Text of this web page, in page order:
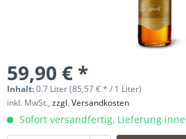
59,90 € *
Inhalt:0.7 Liter (85,57 € * / 1 Liter)
inkl. MwSt., zzgl. Versandkosten
Sofort versandfertig, Lieferung